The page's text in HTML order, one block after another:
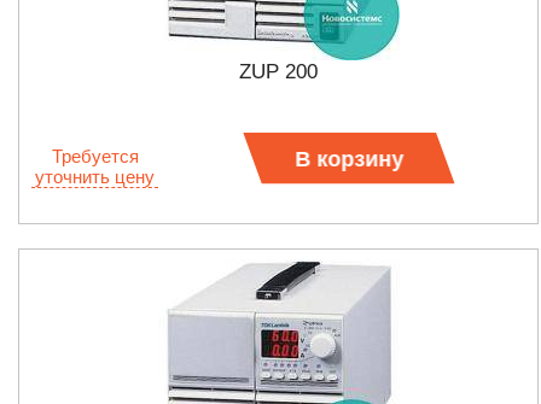
ZUP 200
Требуется
уточнить цену
В корзину